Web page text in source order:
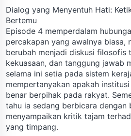
Dialog yang Menyentuh Hati:
Bertemu
Episode 4 memperdalam
percakapan yang awalnya biasa,
berubah menjadi diskusi filosofis
kekuasaan, dan tanggung jawab
selama ini setia pada sistem
mempertanyakan apakah
benar berpihak pada rakyat.
tahu ia sedang berbicara
menyampaikan kritik tajam
yang timpang.